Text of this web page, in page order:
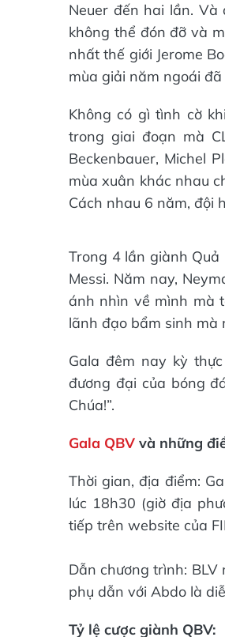
Neuer đến hai lần.
không thể đón đỡ và
nhất thế giới Jerome
mùa giải năm ngoái
Không có gì tình cờ
trong giai đoạn mà
Beckenbauer, Michel
mùa xuân khác nhau
Cách nhau 6 năm, đội
Trong 4 lần giành
Messi. Năm nay,
ánh nhìn về mình mà
lãnh đạo bẩm sinh mà
Gala đêm nay kỳ
đương đại của bóng
Chúa!”.
Gala QBV và những
Thời gian, địa điểm:
lúc 18h30 (giờ địa
tiếp trên website của
Dẫn chương trình: BLV
phụ dẫn với Abdo là
Tỷ lệ cược giành QBV: